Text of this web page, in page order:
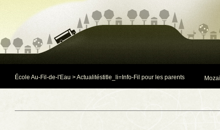
École Au-Fil-de-l'Eau >Actualitéstitle_li= Info-Fil pour les parents